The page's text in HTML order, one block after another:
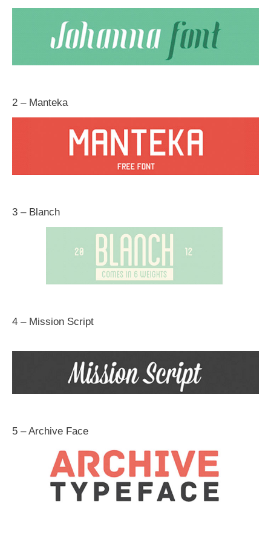
2 – Manteka
3 – Blanch
4 – Mission Script
5 – Archive Face